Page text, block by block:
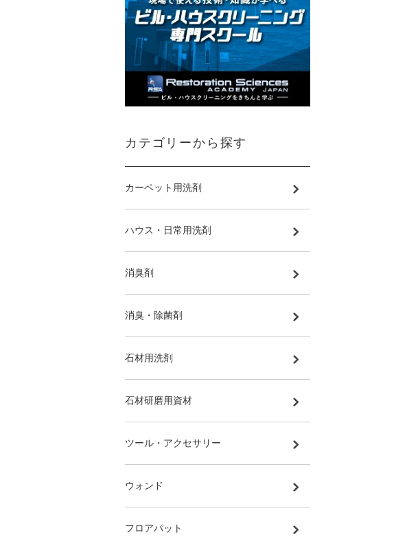
カテゴリーから探す
カーペット用洗剤
ハウス・日常用洗剤
消臭剤
消臭・除菌剤
石材用洗剤
石材研磨用資材
ツール・アクセサリー
ウォンド
フロアパット